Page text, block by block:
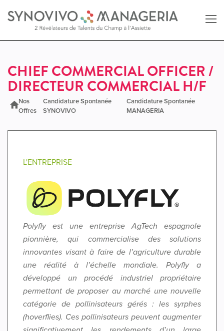
Retour au site MANAGERIA
CHIEF COMMERCIAL OFFICER /
DIRECTEUR COMMERCIAL H/F
Nos
Offres
Candidature Spontanée
SYNOVIVO
Candidature Spontanée
MANAGERIA
L'ENTREPRISE
Polyfly est une entreprise AgTech espagnole
pionnière, qui commercialise des solutions
innovantes visant à faire de l’agriculture durable
une réalité à l’échelle mondiale. Polyfly a
développé un procédé industriel propriétaire
permettant de proposer au marché une nouvelle
catégorie de pollinisateurs gérés : les syrphes
(hoverflies). Ces pollinisateurs peuvent augmenter